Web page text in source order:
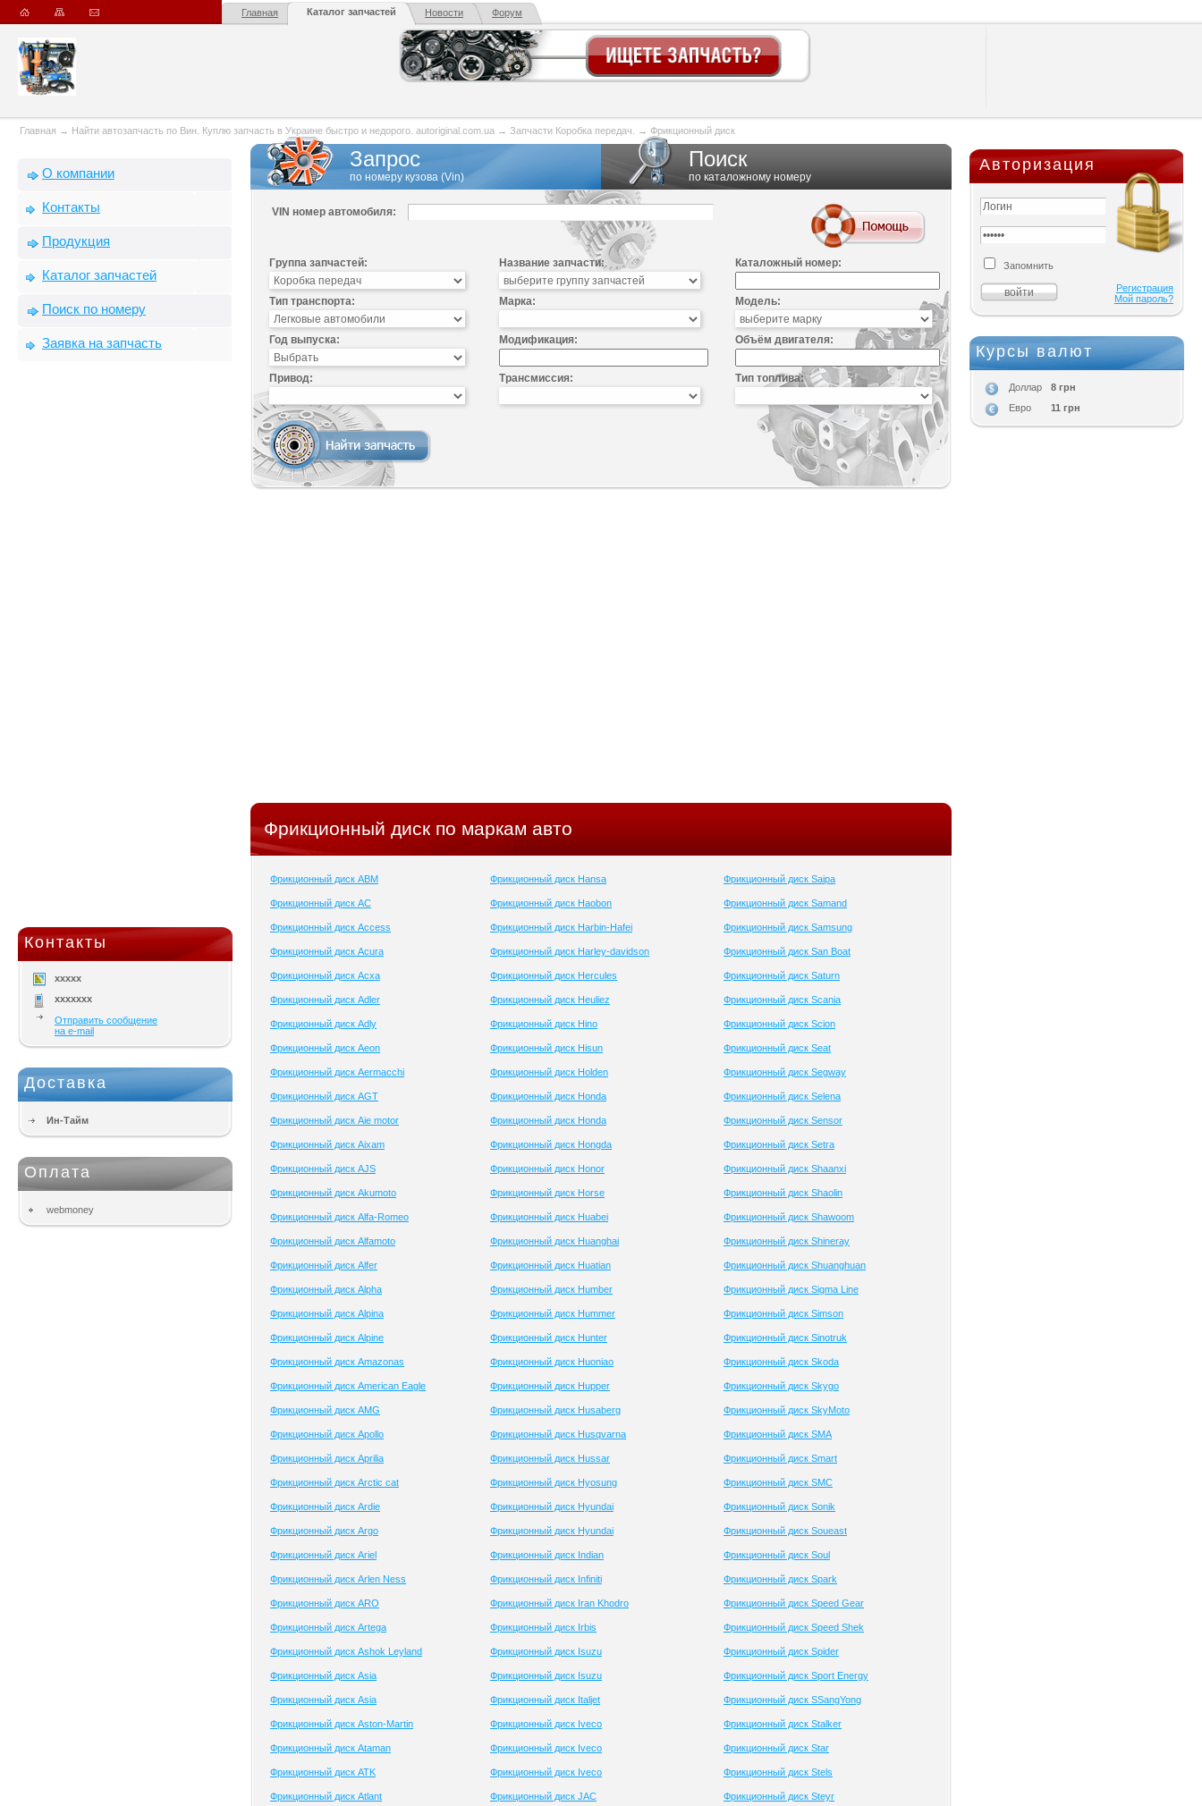
Главная Каталог запчастей Новости Форум
Главная → Найти автозапчасть по Вин. Куплю запчасть в Украине быстро и недорого. autoriginal.com.ua → Запчасти Коробка передач. → Фрикционный диск
О компании
Контакты
Продукция
Каталог запчастей
Поиск по номеру
Заявка на запчасть
Контакты
xxxxx
xxxxxxx
Отправить сообщение
на e-mail
Доставка
Ин-Тайм
Оплата
webmoney
Запрос
по номеру кузова (Vin)
Поиск
по каталожному номеру
VIN номер автомобиля:
Группа запчастей: Название запчасти: Каталожный номер:
Тип транспорта: Марка: Модель:
Год выпуска: Модификация: Объём двигателя:
Привод: Трансмиссия: Тип топлива:
Фрикционный диск по маркам авто
Фрикционный диск ABM
Фрикционный диск AC
Фрикционный диск Access
Фрикционный диск Acura
Фрикционный диск Acxa
Фрикционный диск Adler
Фрикционный диск Adly
Фрикционный диск Aeon
Фрикционный диск Aermacchi
Фрикционный диск AGT
Фрикционный диск Aie motor
Фрикционный диск Aixam
Фрикционный диск AJS
Фрикционный диск Akumoto
Фрикционный диск Alfa-Romeo
Фрикционный диск Alfamoto
Фрикционный диск Alfer
Фрикционный диск Alpha
Фрикционный диск Alpina
Фрикционный диск Alpine
Фрикционный диск Amazonas
Фрикционный диск American Eagle
Фрикционный диск AMG
Фрикционный диск Apollo
Фрикционный диск Aprilia
Фрикционный диск Arctic cat
Фрикционный диск Ardie
Фрикционный диск Argo
Фрикционный диск Ariel
Фрикционный диск Arlen Ness
Фрикционный диск ARO
Фрикционный диск Artega
Фрикционный диск Ashok Leyland
Фрикционный диск Asia
Фрикционный диск Asia
Фрикционный диск Aston-Martin
Фрикционный диск Ataman
Фрикционный диск ATK
Фрикционный диск Atlant
Фрикционный диск Hansa
Фрикционный диск Haobon
Фрикционный диск Harbin-Hafei
Фрикционный диск Harley-davidson
Фрикционный диск Hercules
Фрикционный диск Heuliez
Фрикционный диск Hino
Фрикционный диск Hisun
Фрикционный диск Holden
Фрикционный диск Honda
Фрикционный диск Honda
Фрикционный диск Hongda
Фрикционный диск Honor
Фрикционный диск Horse
Фрикционный диск Huabei
Фрикционный диск Huanghai
Фрикционный диск Huatian
Фрикционный диск Humber
Фрикционный диск Hummer
Фрикционный диск Hunter
Фрикционный диск Huoniao
Фрикционный диск Hupper
Фрикционный диск Husaberg
Фрикционный диск Husqvarna
Фрикционный диск Hussar
Фрикционный диск Hyosung
Фрикционный диск Hyundai
Фрикционный диск Hyundai
Фрикционный диск Indian
Фрикционный диск Infiniti
Фрикционный диск Iran Khodro
Фрикционный диск Irbis
Фрикционный диск Isuzu
Фрикционный диск Isuzu
Фрикционный диск Italjet
Фрикционный диск Iveco
Фрикционный диск Iveco
Фрикционный диск Iveco
Фрикционный диск JAC
Фрикционный диск Saipa
Фрикционный диск Samand
Фрикционный диск Samsung
Фрикционный диск San Boat
Фрикционный диск Saturn
Фрикционный диск Scania
Фрикционный диск Scion
Фрикционный диск Seat
Фрикционный диск Segway
Фрикционный диск Selena
Фрикционный диск Sensor
Фрикционный диск Setra
Фрикционный диск Shaanxi
Фрикционный диск Shaolin
Фрикционный диск Shawoom
Фрикционный диск Shineray
Фрикционный диск Shuanghuan
Фрикционный диск Sigma Line
Фрикционный диск Simson
Фрикционный диск Sinotruk
Фрикционный диск Skoda
Фрикционный диск Skygo
Фрикционный диск SkyMoto
Фрикционный диск SMA
Фрикционный диск Smart
Фрикционный диск SMC
Фрикционный диск Sonik
Фрикционный диск Soueast
Фрикционный диск Soul
Фрикционный диск Spark
Фрикционный диск Speed Gear
Фрикционный диск Speed Shek
Фрикционный диск Spider
Фрикционный диск Sport Energy
Фрикционный диск SSangYong
Фрикционный диск Stalker
Фрикционный диск Star
Фрикционный диск Stels
Фрикционный диск Steyr
Авторизация
Запомнить
Регистрация
Мой пароль?
Курсы валют
Доллар
8 грн
Евро
11 грн